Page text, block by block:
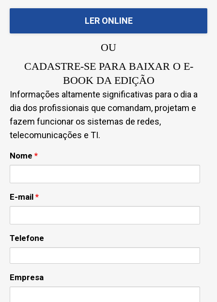
LER ONLINE
OU
CADASTRE-SE PARA BAIXAR O E-
BOOK DA EDIÇÃO
Informações altamente significativas para o dia a
dia dos profissionais que comandam, projetam e
fazem funcionar os sistemas de redes,
telecomunicações e TI.
Nome *
E-mail *
Telefone
Empresa